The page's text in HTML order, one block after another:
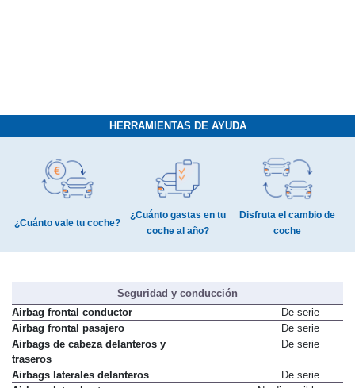
HERRAMIENTAS DE AYUDA
¿Cuánto vale tu coche?
¿Cuánto gastas en tu
coche al año?
Disfruta el cambio de
coche
Seguridad y conducción
Airbag frontal conductor
De serie
Airbag frontal pasajero
De serie
Airbags de cabeza delanteros y
traseros
De serie
Airbags laterales delanteros
De serie